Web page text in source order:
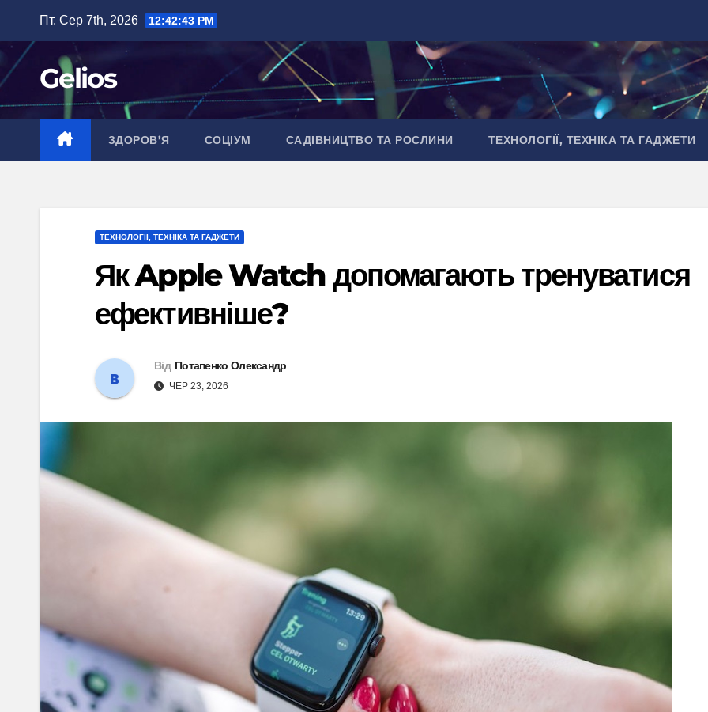
вмісту
Пт. Сер 7th, 2026 12:42:44 PM
Gelios
ЗДОРОВ’Я СОЦІУМ САДІВНИЦТВО ТА РОСЛИНИ ТЕХНОЛОГІЇ, ТЕХНІКА ТА ГАДЖЕТИ
ТЕХНОЛОГІЇ, ТЕХНІКА ТА ГАДЖЕТИ
Як Apple Watch допомагають тренуватися
ефективніше?
Від Потапенко Олександр
ЧЕР 23, 2026